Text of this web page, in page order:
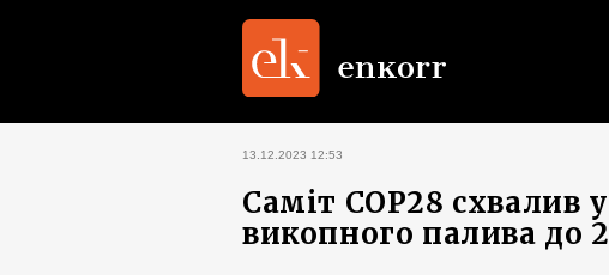
13.12.2023 12:53
Саміт COP28 схвалив
викопного палива до